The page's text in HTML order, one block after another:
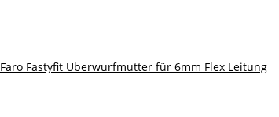
Faro Fastyfit Überwurfmutter für 6mm Flex Leitung